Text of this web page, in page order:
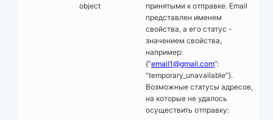
object
принятыми к отправке. Email
представлен именем
свойства, а его статус -
значением свойства,
например:
{“email1@gmail.com”:
“temporary_unavailable”}.
Возможные статусы адресов,
на которые не удалось
осуществить отправку: